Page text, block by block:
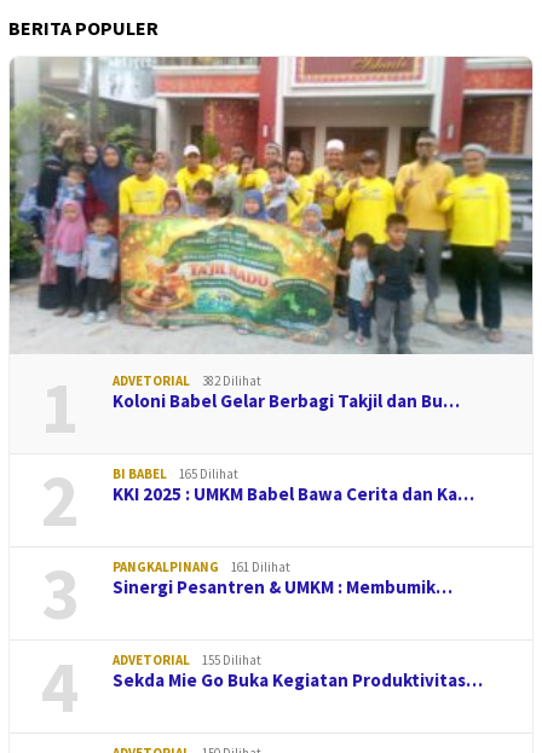
BERITA POPULER
1 ADVETORIAL 382 Dilihat
Koloni Babel Gelar Berbagi Takjil dan Bu…
2 BI BABEL 165 Dilihat
KKI 2025 : UMKM Babel Bawa Cerita dan Ka…
3 PANGKALPINANG 161 Dilihat
Sinergi Pesantren & UMKM : Membumik…
4 ADVETORIAL 155 Dilihat
Sekda Mie Go Buka Kegiatan Produktivitas…